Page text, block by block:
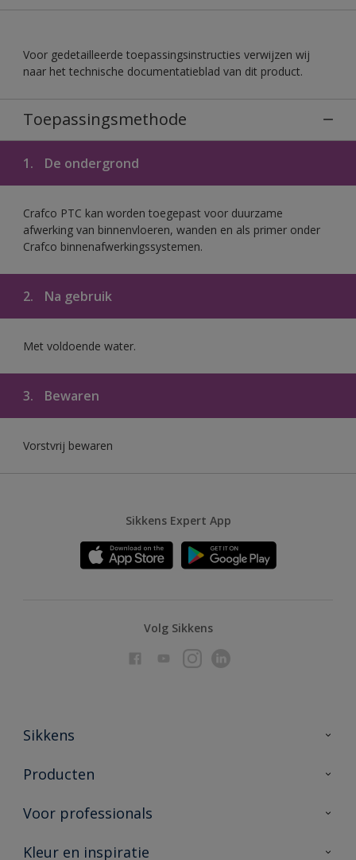
Voor gedetailleerde toepassingsinstructies verwijzen wij
naar het technische documentatieblad van dit product.
Toepassingsmethode
1. De ondergrond
Crafco PTC kan worden toegepast voor duurzame
afwerking van binnenvloeren, wanden en als primer onder
Crafco binnenafwerkingssystemen.
2. Na gebruik
Met voldoende water.
3. Bewaren
Vorstvrij bewaren
Sikkens Expert App
Volg Sikkens
Sikkens
Over Sikkens
Duurzaamheid
Producten
Producten voor binnen
Vind je verkooppunt
Voor professionals
Advies & service
Kleur en inspiratie